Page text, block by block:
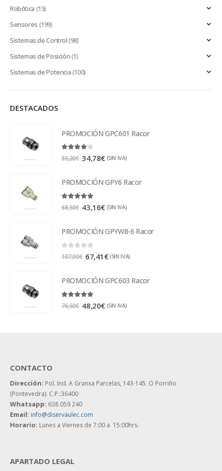
Robótica (15)
Sensores (199)
Sistemas de Control(98)
Sistemas de Posición(1)
Sistemas de Potencia(100)
DESTACADOS
PROMOCIÓN GPC601 Racor
4.00out of 5
55,20€ 34,78€ (SIN IVA)
PROMOCIÓN GPY6 Racor
5.00out of 5
68,50€ 43,16€ (SIN IVA)
PROMOCIÓN GPYW8-6 Racor
0 out of 5
107,00€ 67,41 € (SIN IVA)
PROMOCIÓN GPC603 Racor
76,50€ 48,20€ (SIN IVA)
CONTACTO
Dirección: Pol. Ind. A Granxa Parcelas, 143-145. O Porriño
(Pontevedra). C.P.:36400
Whatsapp: 638 059 240
Email: info@diservaulec.com
Horario: Lunes a Viernes de 7:00 a 15:00hrs.
APARTADO LEGAL